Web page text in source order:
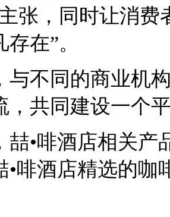
张，同时让消费
在”。
同的商业机构
，共同建设一个
啡酒店相关产
•啡酒店精选的